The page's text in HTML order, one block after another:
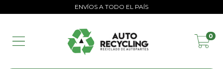
ENVÍOS A TODO EL PAÍS
0